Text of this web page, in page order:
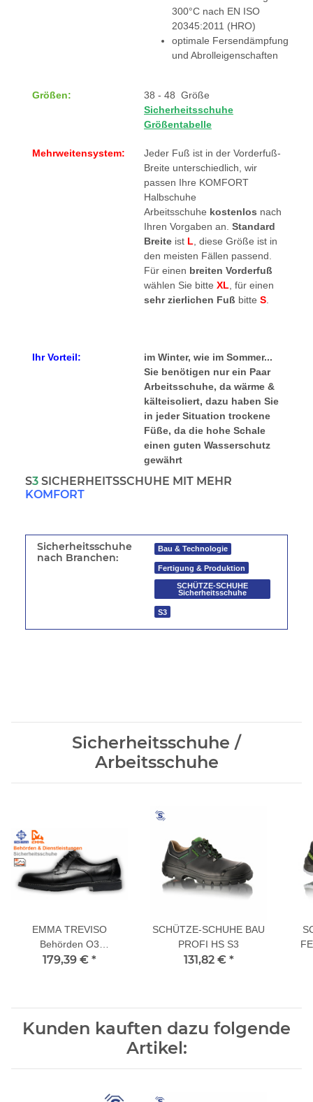
300°C nach EN ISO
20345:2011 (HRO)
optimale Fersendämpfung
und Abrolleigenschaften
Größen:
38 - 48 Größe
Sicherheitsschuhe
Größentabelle
Mehrweitensystem:
Jeder Fuß ist in der Vorderfuß-
Breite unterschiedlich, wir
passen Ihre KOMFORT
Halbschuhe
Arbeitsschuhe kostenlos nach
Ihren Vorgaben an. Standard
Breite ist L , diese Größe ist in
den meisten Fällen passend.
Für einen breiten Vorderfuß
wählen Sie bitte XL , für einen
sehr zierlichen Fuß bitte S
Ihr Vorteil:
im Winter, wie im Sommer...
Sie benötigen nur ein Paar
Arbeitsschuhe, da wärme &
kälteisoliert, dazu haben Sie
in jeder Situation trockene
Füße, da die hohe Schale
einen guten Wasserschutz
gewährt
S3 SICHERHEITSSCHUHE MIT MEHR
KOMFORT
Sicherheitsschuhe
nach Branchen:
Bau & Technologie
Fertigung & Produktion
SCHÜTZE-SCHUHE
Sicherheitsschuhe
S3
Sicherheitsschuhe /
Arbeitsschuhe
EMMA TREVISO
Behörden O3
Sicherheitsschuhe
179,39 € *
SCHÜTZE-SCHUHE BAU
PROFI HS S3
131,82 € *
Kunden kauften dazu folgende
Artikel: